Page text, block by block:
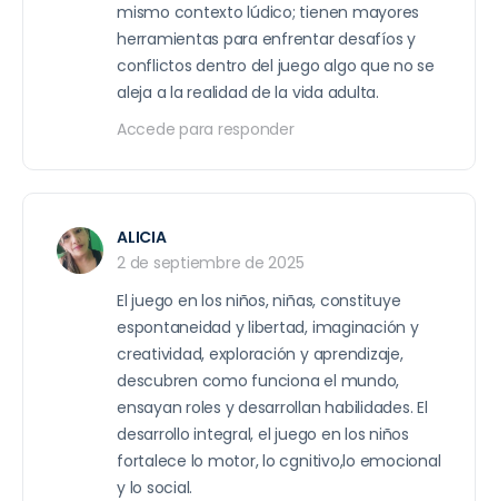
mismo contexto lúdico; tienen mayores
herramientas para enfrentar desafíos y
conflictos dentro del juego algo que no se
aleja a la realidad de la vida adulta.
Accede para responder
ALICIA
2 de septiembre de 2025
El juego en los niños, niñas, constituye
espontaneidad y libertad, imaginación y
creatividad, exploración y aprendizaje,
descubren como funciona el mundo,
ensayan roles y desarrollan habilidades. El
desarrollo integral, el juego en los niños
fortalece lo motor, lo cgnitivo,lo emocional
y lo social.